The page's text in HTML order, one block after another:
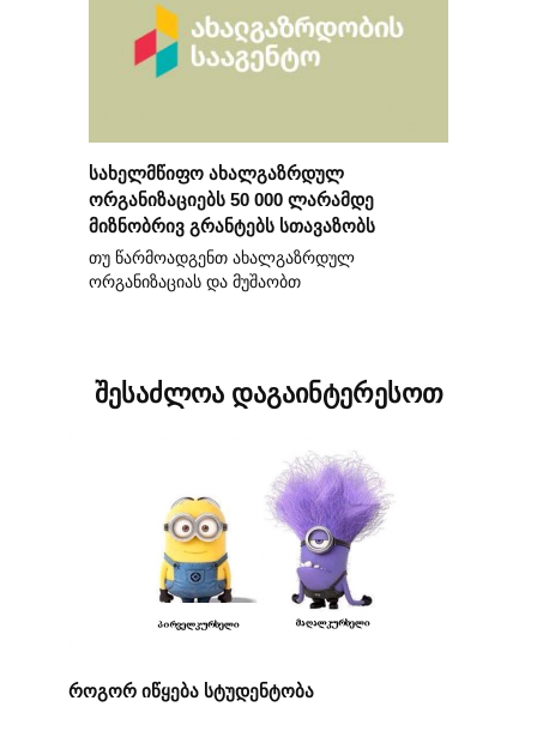
სახელმწიფო ახალგაზრდულ
ორგანიზაციებს 50 000 ლარამდე
მიზნობრივ გრანტებს სთავაზობს
თუ წარმოადგენთ ახალგაზრდულ
ორგანიზაციას და მუშაობთ
შესაძლოა დაგაინტერესოთ
როგორ იწყება სტუდენტობა